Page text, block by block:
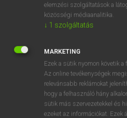
DÍJMENTES ANGOL SZÓTÁR
adiposity
elemzési szolgáltatások a
közösségi médiaanalitika.
↓ 1 szolgáltatás
MARKETING
Ezek a sütik nyomon követik a
Az online tevékenységek
relevánsabb reklámokat
hogy a felhasználó hány
sütik más szervezetekkel és
ezeket az információkat.